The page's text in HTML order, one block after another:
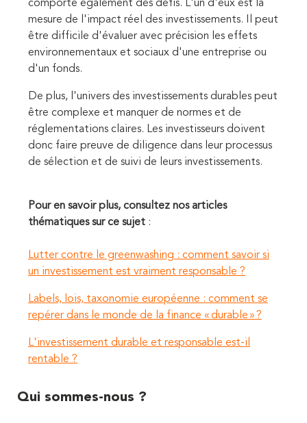
comporte également des défis. L'un d'eux est la
mesure de l'impact réel des investissements. Il peut
être difficile d'évaluer avec précision les effets
environnementaux et sociaux d'une entreprise ou
d'un fonds.
De plus, l'univers des investissements durables peut
être complexe et manquer de normes et de
réglementations claires. Les investisseurs doivent
donc faire preuve de diligence dans leur processus
de sélection et de suivi de leurs investissements.
Pour en savoir plus, consultez nos articles
thématiques sur ce sujet :
Lutter contre le greenwashing : comment savoir si
un investissement est vraiment responsable ?
Labels, lois, taxonomie européenne : comment se
repérer dans le monde de la finance « durable » ?
L'investissement durable et responsable est-il
rentable ?
Qui sommes-nous ?